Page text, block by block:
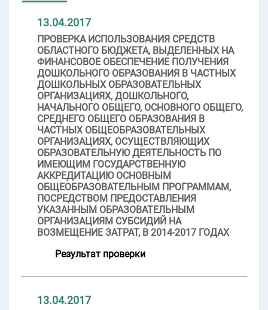
13.04.2017
ПРОВЕРКА ИСПОЛЬЗОВАНИЯ СРЕДСТВ
ОБЛАСТНОГО БЮДЖЕТА, ВЫДЕЛЕННЫХ НА
ФИНАНСОВОЕ ОБЕСПЕЧЕНИЕ ПОЛУЧЕНИЯ
ДОШКОЛЬНОГО ОБРАЗОВАНИЯ В ЧАСТНЫХ
ДОШКОЛЬНЫХ ОБРАЗОВАТЕЛЬНЫХ
ОРГАНИЗАЦИЯХ, ДОШКОЛЬНОГО,
НАЧАЛЬНОГО ОБЩЕГО, ОСНОВНОГО ОБЩЕГО,
СРЕДНЕГО ОБЩЕГО ОБРАЗОВАНИЯ В
ЧАСТНЫХ ОБЩЕОБРАЗОВАТЕЛЬНЫХ
ОРГАНИЗАЦИЯХ, ОСУЩЕСТВЛЯЮЩИХ
ОБРАЗОВАТЕЛЬНУЮ ДЕЯТЕЛЬНОСТЬ ПО
ИМЕЮЩИМ ГОСУДАРСТВЕННУЮ
АККРЕДИТАЦИЮ ОСНОВНЫМ
ОБЩЕОБРАЗОВАТЕЛЬНЫМ ПРОГРАММАМ,
ПОСРЕДСТВОМ ПРЕДОСТАВЛЕНИЯ
УКАЗАННЫМ ОБРАЗОВАТЕЛЬНЫМ
ОРГАНИЗАЦИЯМ СУБСИДИЙ НА
ВОЗМЕЩЕНИЕ ЗАТРАТ, В 2014-2017 ГОДАХ
Результат проверки
13.04.2017